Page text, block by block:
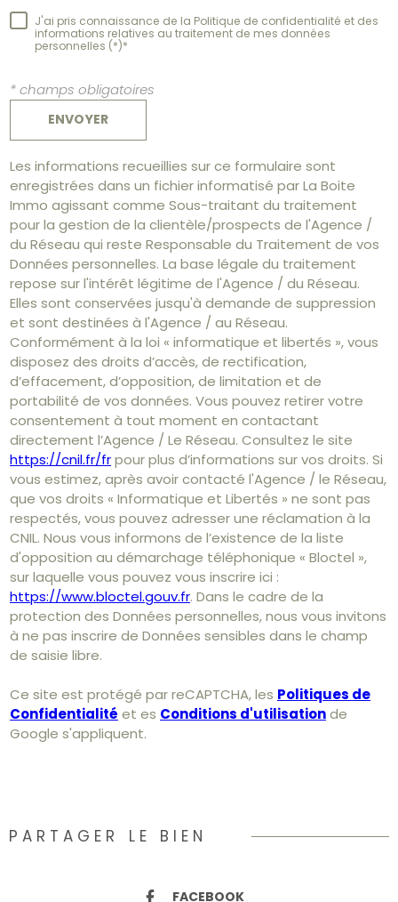
J'ai pris connaissance de la Politique de confidentialité et des
informations relatives au traitement de mes données
personnelles (*)*
* champs obligatoires
ENVOYER
Les informations recueillies sur ce formulaire sont
enregistrées dans un fichier informatisé par La Boite
Immo agissant comme Sous-traitant du traitement
pour la gestion de la clientèle/prospects de l'Agence /
du Réseau qui reste Responsable du Traitement de vos
Données personnelles. La base légale du traitement
repose sur l'intérêt légitime de l'Agence / du Réseau.
Elles sont conservées jusqu'à demande de suppression
et sont destinées à l'Agence / au Réseau.
Conformément à la loi « informatique et libertés », vous
disposez des droits d’accès, de rectification,
d’effacement, d’opposition, de limitation et de
portabilité de vos données. Vous pouvez retirer votre
consentement à tout moment en contactant
directement l’Agence / Le Réseau. Consultez le site
https://cnil.fr/frpour plus d’informations sur vos droits. Si
vous estimez, après avoir contacté l'Agence / le Réseau,
que vos droits « Informatique et Libertés » ne sont pas
respectés, vous pouvez adresser une réclamation à la
CNIL. Nous vous informons de l’existence de la liste
d'opposition au démarchage téléphonique « Bloctel »,
sur laquelle vous pouvez vous inscrire ici :
https://www.bloctel.gouv.fr. Dans le cadre de la
protection des Données personnelles, nous vous invitons
à ne pas inscrire de Données sensibles dans le champ
de saisie libre.
Ce site est protégé par reCAPTCHA, les Politiques de
Confidentialité et es Conditions d'utilisationde
Google s'appliquent.
PARTAGER LE BIEN
FACEBOOK